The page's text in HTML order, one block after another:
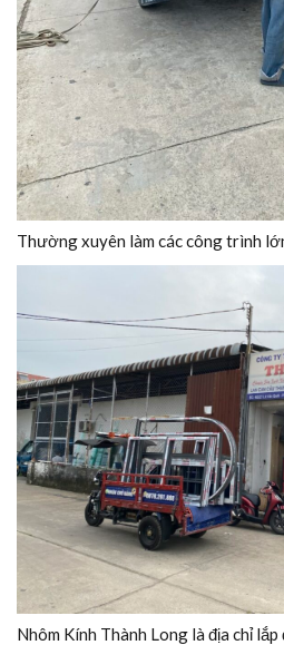
Thường xuyên làm các công trình
Nhôm Kính Thành Long là địa chỉ